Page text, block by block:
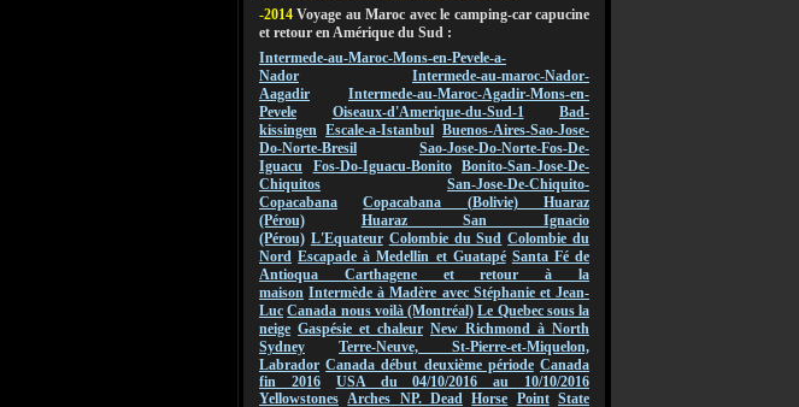
-2014 Voyage au Maroc avec le camping-car capucine
et retour en Amérique du Sud :
Intermede-au-Maroc-Mons-en-Pevele-a-
Nador
Intermede-au-maroc-Nador-
Aagadir
Intermede-au-Maroc-Agadir-Mons-en-
Pevele
Oiseaux-d'Amerique-du-Sud-1
Bad-
kissingen Escale-a-Istanbul Buenos-Aires-Sao-Jose-
Do-Norte-Bresil
Sao-Jose-Do-Norte-Fos-De-
Iguacu
Fos-Do-Iguacu-Bonito
Bonito-San-Jose-De-
Chiquitos
San-Jose-De-Chiquito-
Copacabana
Copacabana (Bolivie) Huaraz
(Pérou)
Huaraz San Ignacio
(Pérou) L'Equateur Colombie du Sud Colombie du
Nord Escapade à Medellin et Guatapé Santa Fé de
Antioqua Carthagene et retour à la
maison Intermède à Madère avec Stéphanie et Jean-
Luc Canada nous voilà (Montréal) Le Quebec sous la
neige Gaspésie et chaleur New Richmond à North
Sydney
Terre-Neuve, St-Pierre-et-Miquelon,
Labrador Canada début deuxième période Canada
fin 2016
USA du 04/10/2016 au 10/10/2016
Yellowstones Arches NP.Dead Horse Point State